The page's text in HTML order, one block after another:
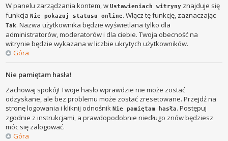
W panelu zarządzania kontem, wUstawieniach witryny znajduje się
funkcjaNie pokazuj statusu online. Włącz tę funkcję, zaznaczając
Tak. Nazwa użytkownika będzie wyświetlana tylko dla
administratorów, moderatorów i dla ciebie. Twoja obecność na
witrynie będzie wykazana w liczbie ukrytych użytkowników.
Góra
Nie pamiętam hasła!
Zachowaj spokój! Twoje hasło wprawdzie nie może zostać
odzyskane, ale bez problemu może zostać zresetowane. Przejdź na
stronę logowania i kliknij odnośnikNie pamiętam hasła. Postępuj
zgodnie z instrukcjami, a prawdopodobnie niedługo znów będziesz
móc się zalogować.
Góra